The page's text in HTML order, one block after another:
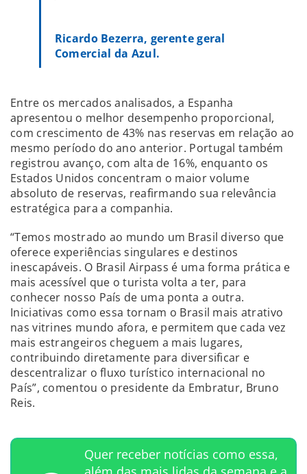
Ricardo Bezerra, gerente geral
Comercial da Azul.
Entre os mercados analisados, a Espanha
apresentou o melhor desempenho proporcional,
com crescimento de 43% nas reservas em relação ao
mesmo período do ano anterior. Portugal também
registrou avanço, com alta de 16%, enquanto os
Estados Unidos concentram o maior volume
absoluto de reservas, reafirmando sua relevância
estratégica para a companhia.
“Temos mostrado ao mundo um Brasil diverso que
oferece experiências singulares e destinos
inescapáveis. O Brasil Airpass é uma forma prática e
mais acessível que o turista volta a ter, para
conhecer nosso País de uma ponta a outra.
Iniciativas como essa tornam o Brasil mais atrativo
nas vitrines mundo afora, e permitem que cada vez
mais estrangeiros cheguem a mais lugares,
contribuindo diretamente para diversificar e
descentralizar o fluxo turístico internacional no
País”, comentou o presidente da Embratur, Bruno
Reis.
Quer receber notícias como essa,